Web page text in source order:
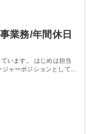
動による自然災害の
高まっています。
に貢献してまいりま
業務/年間休日
います。 はじめは担当
ャーポジションとして活